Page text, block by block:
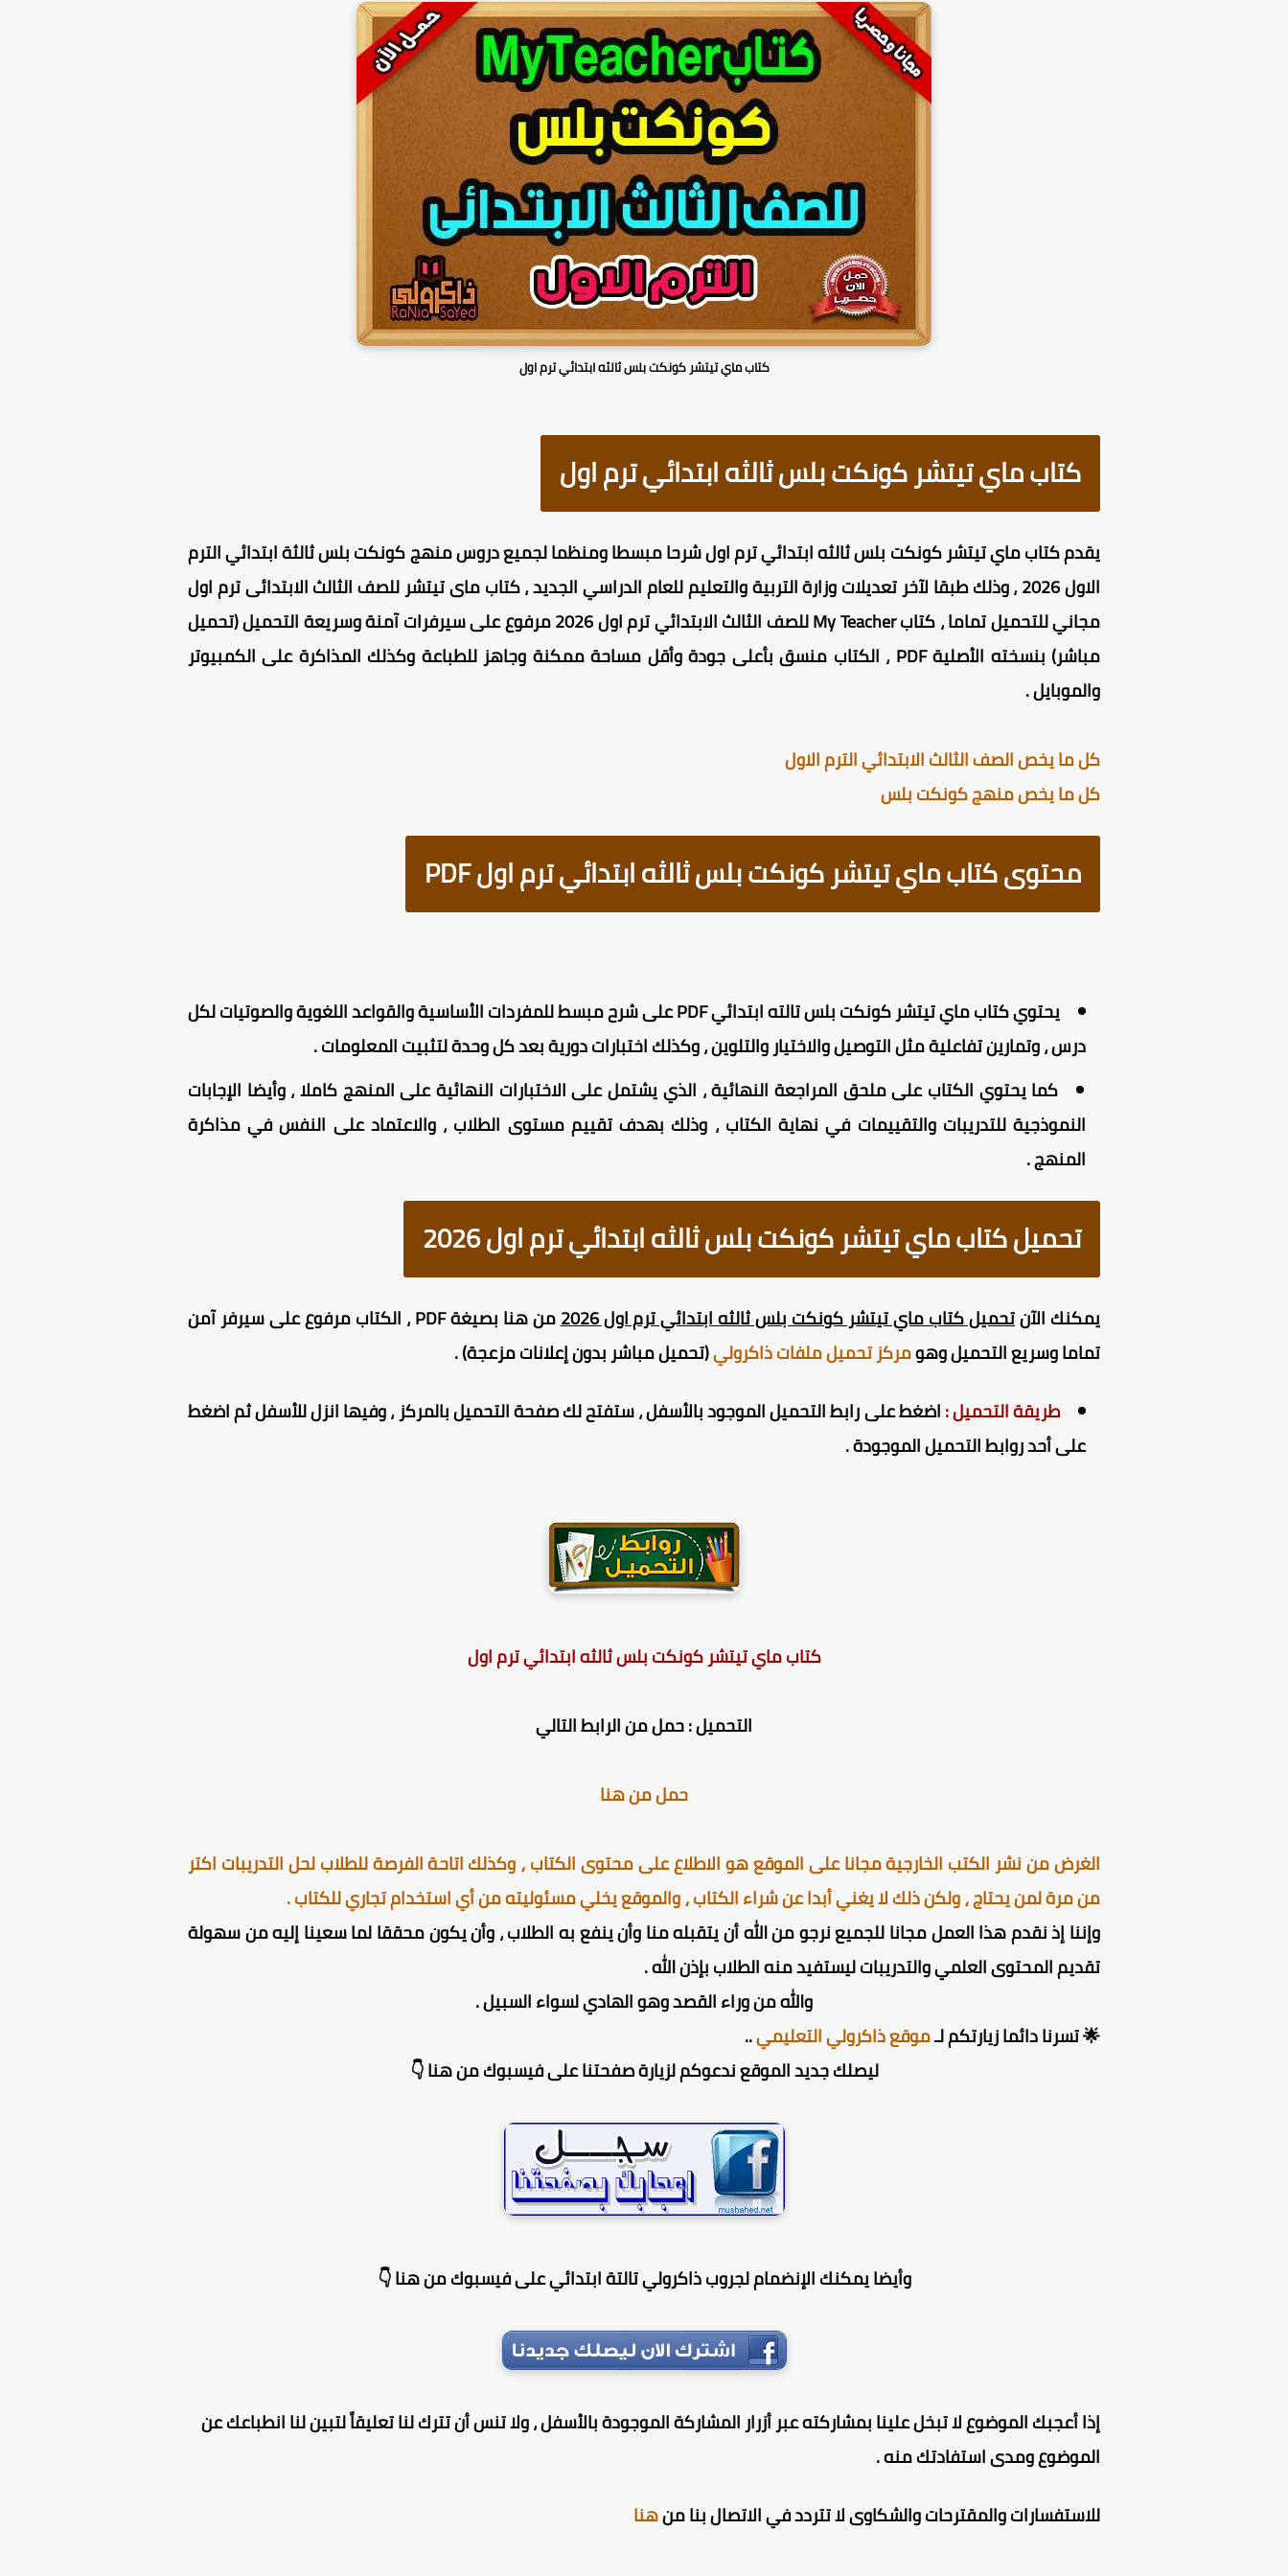
كتاب ماي تيتشر كونكت بلس ثالثه ابتدائي ترم اول
كتاب ماي تيتشر كونكت بلس ثالثه ابتدائي ترم اول
يقدم كتاب ماي تيتشر كونكت بلس ثالثه ابتدائي ترم اول شرحا مبسطا ومنظما لجميع دروس منهج كونكت بلس ثالثة ابتدائي الترم
الاول 2026 ، وذلك طبقا لآخر تعديلات وزارة التربية والتعليم للعام الدراسي الجديد ، كتاب ماى تيتشر للصف الثالث الابتدائى ترم اول
مجاني للتحميل تماما ، كتاب My Teacher للصف الثالث الابتدائي ترم اول 2026 مرفوع على سيرفرات آمنة وسريعة التحميل (تحميل
مباشر) بنسخته الأصلية PDF ، الكتاب منسق بأعلى جودة وأقل مساحة ممكنة وجاهز للطباعة وكذلك المذاكرة على الكمبيوتر
والموبايل .
كل ما يخص الصف الثالث الابتدائي الترم الاول
كل ما يخص منهج كونكت بلس
محتوى كتاب ماي تيتشر كونكت بلس ثالثه ابتدائي ترم اول PDF
يحتوي كتاب ماي تيتشر كونكت بلس تالته ابتدائي PDF على شرح مبسط للمفردات الأساسية والقواعد اللغوية والصوتيات لكل
درس ، وتمارين تفاعلية مثل التوصيل والاختيار والتلوين ، وكذلك اختبارات دورية بعد كل وحدة لتثبيت المعلومات .
كما يحتوي الكتاب على ملحق المراجعة النهائية ، الذي يشتمل على الاختبارات النهائية على المنهج كاملا ، وأيضا الإجابات
النموذجية للتدريبات والتقييمات في نهاية الكتاب ، وذلك بهدف تقييم مستوى الطلاب ، والاعتماد على النفس في مذاكرة
المنهج .
تحميل كتاب ماي تيتشر كونكت بلس ثالثه ابتدائي ترم اول 2026
يمكنك الآنتحميل كتاب ماي تيتشر كونكت بلس ثالثه ابتدائي ترم اول 2026
من هنا بصيغة PDF ، الكتاب مرفوع على سيرفر آمن
تماما وسريع التحميل وهومركز تحميل ملفات ذاكرولي(تحميل مباشر بدون إعلانات مزعجة) .
طريقة التحميل :اضغط على رابط التحميل الموجود بالأسفل ، ستفتح لك صفحة التحميل بالمركز ، وفيها انزل للأسفل ثم اضغط
على أحد روابط التحميل الموجودة .
كتاب ماي تيتشر كونكت بلس ثالثه ابتدائي ترم اول
التحميل : حمل من الرابط التالي
حمل من هنا
الغرض من نشر الكتب الخارجية مجانا على الموقع هو الاطلاع على محتوى الكتاب ⸲ وكذلك اتاحة الفرصة للطلاب لحل التدريبات اكتر
من مرة لمن يحتاج ⸲ ولكن ذلك لا يغني أبدا عن شراء الكتاب ⸲ والموقع يخلي مسئوليته من أي استخدام تجاري للكتاب .
وإننا إذ نقدم هذا العمل مجانا للجميع نرجو من الله أن يتقبله منا وأن ينفع به الطلاب ، وأن يكون محققا لما سعينا إليه من سهولة
تقديم المحتوى العلمي والتدريبات ليستفيد منه الطلاب بإذن الله .
والله من وراء القصد وهو الهادي لسواء السبيل .
🌟 تسرنا دائما زيارتكم لـموقع ذاكرولي التعليمي..
ليصلك جديد الموقع ندعوكم لزيارة صفحتنا على فيسبوك من هنا 👇
وأيضا يمكنك الإنضمام لجروب ذاكرولي تالتة ابتدائي على فيسبوك من هنا 👇
إذا أعجبك الموضوع لا تبخل علينا بمشاركته عبر أزرار المشاركة الموجودة بالأسفل ، ولا تنس أن تترك لنا تعليقاً لتبين لنا انطباعك عن
الموضوع ومدى استفادتك منه .
للاستفسارات والمقترحات والشكاوى لا تتردد في الاتصال بنا منهنا